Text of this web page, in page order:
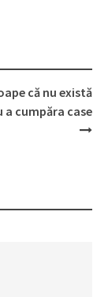
că nu există
a cumpăra case